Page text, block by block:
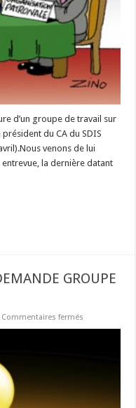
d’un groupe de travail sur
du CA du SDIS
venons de lui
la dernière datant
GROUPE
Commentaires fermés